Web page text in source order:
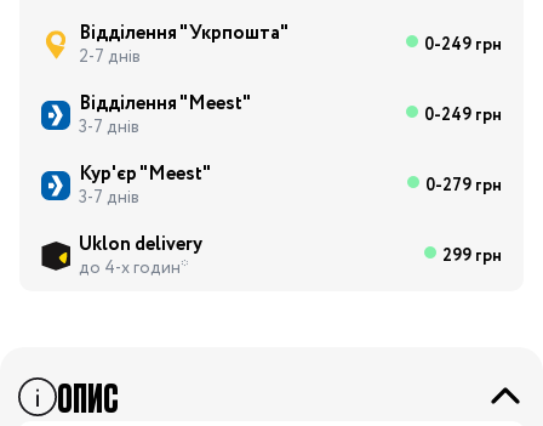
Відділення "Укрпошта"
2-7 днів 0-249 грн
Відділення "Meest"
3-7 днів 0-249 грн
Кур'єр "Meest"
3-7 днів 0-279 грн
Uklon delivery
до 4-х годин* 299 грн
ОПИС